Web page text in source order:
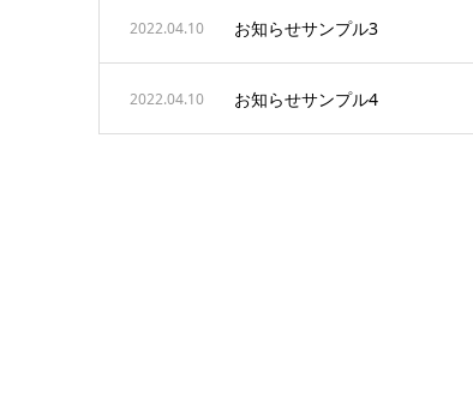
2022.04.10 お知らせサンプル3
2022.04.10 お知らせサンプル4